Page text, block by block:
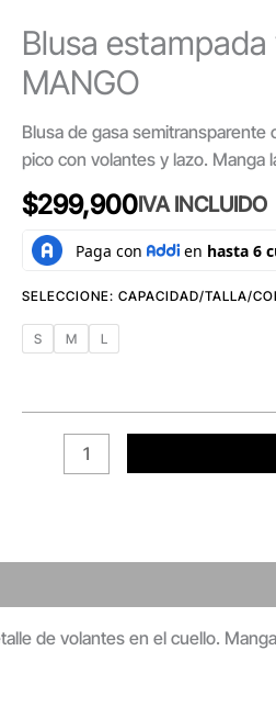
Blusa
MANGO
Blusa de gasa
pico con volantes y lazo. Manga
$299,900IVA INCLUIDO
S M L
de volantes en el cuello.